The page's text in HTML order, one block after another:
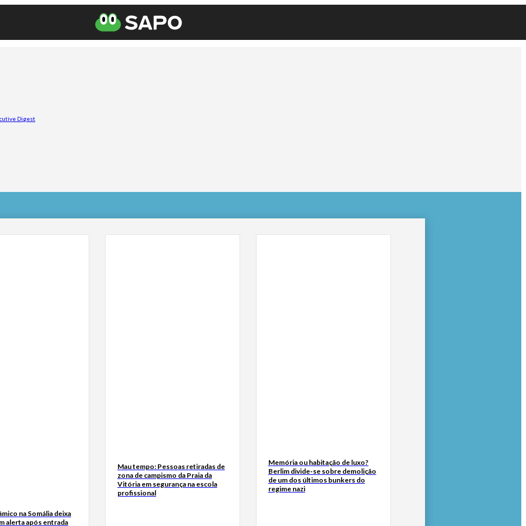
na Somália deixa
alerta após entrada
Mau tempo: Pessoas retiradas de
zona de campismo da Praia da
Vitória em segurança na escola
profissional
Memória ou habitação de luxo?
Berlim divide-se sobre demolição
de um dos últimos bunkers do
regime nazi